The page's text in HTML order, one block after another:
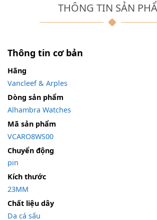
THÔNG TIN SẢN
Thông tin cơ bản
Hãng
Vancleef & Arples
Dòng sản phẩm
Alhambra Watches
Mã sản phẩm
VCARO8WS00
Chuyển động
pin
Kích thước
23MM
Chất liệu dây
Da cá sấu